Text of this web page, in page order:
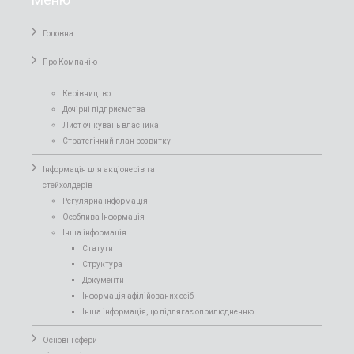
Головна
Про Компанiю
Керівництво
Дочірні підприємства
Лист очікувань власника
Стратегічний план розвитку
Інформація для акціонерів та
стейхолдерів
Регулярна інформація
Особлива Інформація
Інша інформація
Статути
Структура
Документи
Інформація афілійованих осіб
Інша інформація,що підлягає оприлюдненню
Основні сфери